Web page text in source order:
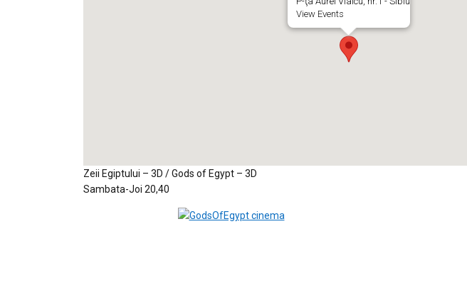
View Events
Zeii Egiptului – 3D / Gods of Egypt – 3D
Sambata-Joi 20,40